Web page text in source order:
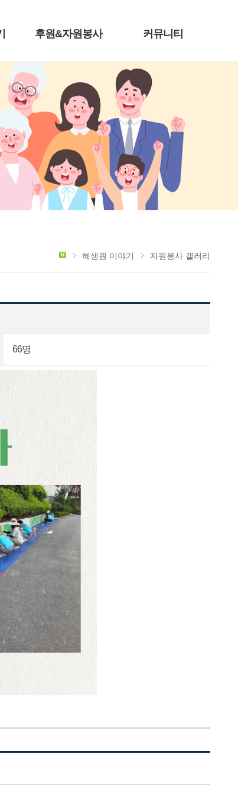
후원&자원봉사 커뮤니티
혜생원 이야기 자원봉사 갤러리
66명